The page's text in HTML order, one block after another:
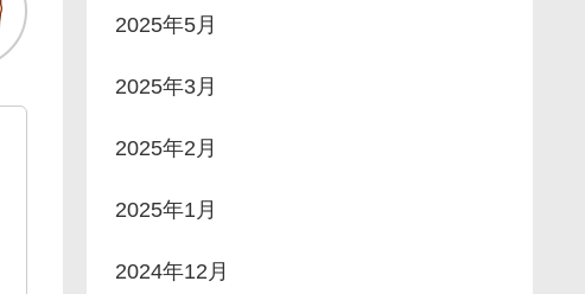
2025年5月
2025年3月
2025年2月
2025年1月
2024年12月